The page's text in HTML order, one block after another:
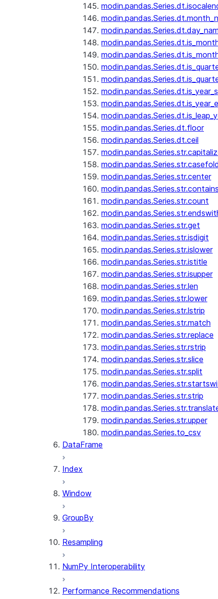
modin.pandas.Series.dt.floor
modin.pandas.Series.dt.ceil
modin.pandas.Series.str.center
modin.pandas.Series.str.count
modin.pandas.Series.str.get
modin.pandas.Series.str.isdigit
modin.pandas.Series.str.islower
modin.pandas.Series.str.istitle
modin.pandas.Series.str.isupper
modin.pandas.Series.str.len
modin.pandas.Series.str.lower
modin.pandas.Series.str.lstrip
modin.pandas.Series.str.match
modin.pandas.Series.str.replace
modin.pandas.Series.str.rstrip
modin.pandas.Series.str.slice
modin.pandas.Series.str.split
modin.pandas.Series.str.strip
modin.pandas.Series.str.upper
modin.pandas.Series.to_csv
DataFrame
Index
Window
GroupBy
Resampling
NumPy Interoperability
Performance Recommendations